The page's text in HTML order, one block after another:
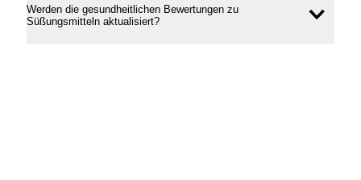
Werden die gesundheitlichen Bewertungen zu
Süßungsmitteln aktualisiert?